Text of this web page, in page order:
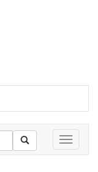
Toggle